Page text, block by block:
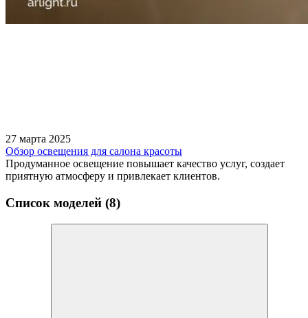
27 марта 2025
Обзор освещения для салона красоты
Продуманное освещение повышает качество услуг, создает
приятную атмосферу и привлекает клиентов.
Список моделей (8)